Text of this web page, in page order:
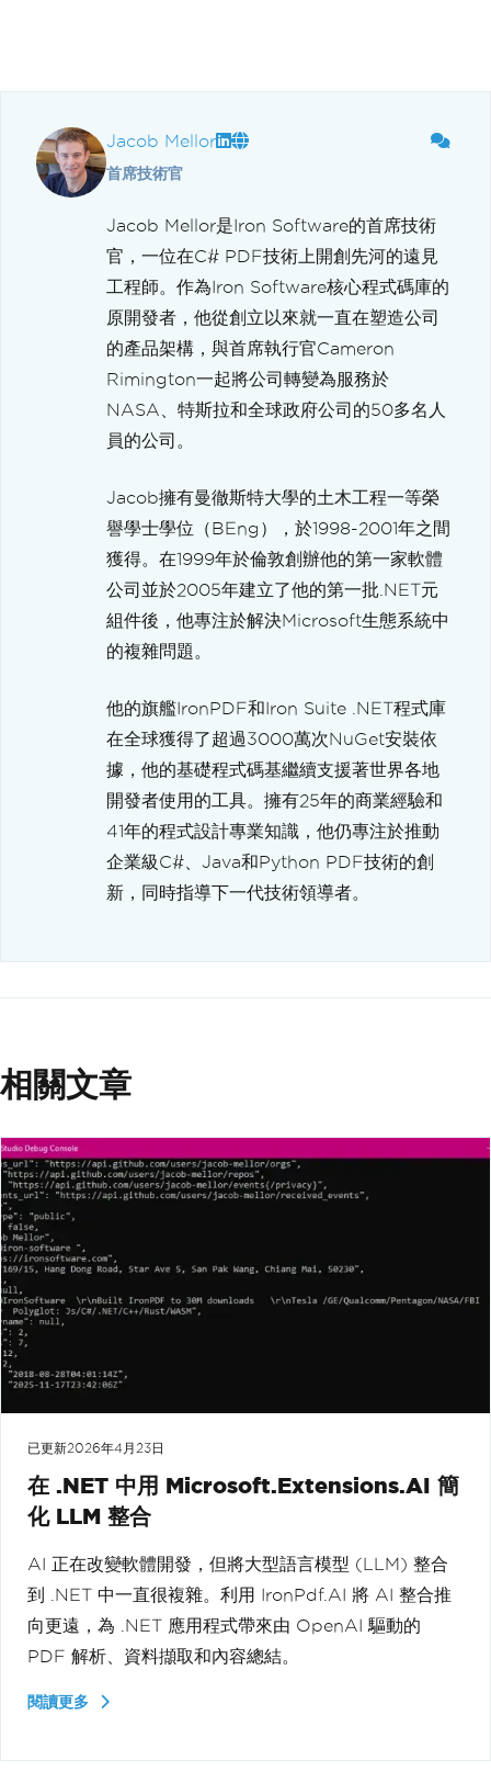
Jacob Mellor
首席技術官
Jacob Mellor是Iron Software的首席技術
官，一位在C# PDF技術上開創先河的遠見
工程師。作為Iron Software核心程式碼庫的
原開發者，他從創立以來就一直在塑造公司
的產品架構，與首席執行官Cameron
Rimington一起將公司轉變為服務於
NASA、特斯拉和全球政府公司的50多名人
員的公司。
Jacob擁有曼徹斯特大學的土木工程一等榮
譽學士學位（BEng），於1998-2001年之間
獲得。在1999年於倫敦創辦他的第一家軟體
公司並於2005年建立了他的第一批.NET元
組件後，他專注於解決Microsoft生態系統中
的複雜問題。
他的旗艦IronPDF和Iron Suite .NET程式庫
在全球獲得了超過3000萬次NuGet安裝依
據，他的基礎程式碼基繼續支援著世界各地
開發者使用的工具。擁有25年的商業經驗和
41年的程式設計專業知識，他仍專注於推動
企業級C#、Java和Python PDF技術的創
新，同時指導下一代技術領導者。
相關文章
已更新2026年4月23日
在 .NET 中用 Microsoft.Extensions.AI 簡
化 LLM 整合
AI 正在改變軟體開發，但將大型語言模型 (LLM) 整合
到 .NET 中一直很複雜。利用 IronPdf.AI 將 AI 整合推
向更遠，為 .NET 應用程式帶來由 OpenAI 驅動的
PDF 解析、資料擷取和內容總結。
閱讀更多